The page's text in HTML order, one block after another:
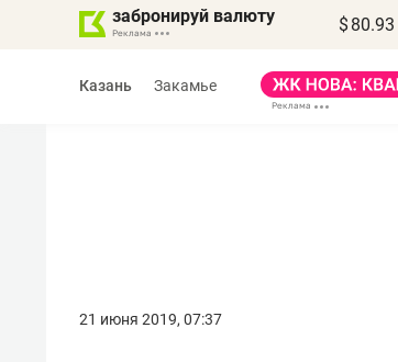
забронируй валюту $ 80.93
Казань Закамье
21 июня 2019, 07:37